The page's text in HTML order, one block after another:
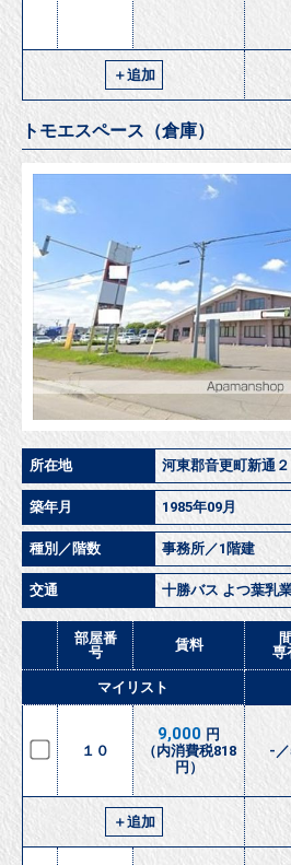
＋追加
トモエスペース（倉庫）
所在地 河東郡音更町新通
築年月 1985年09月
種別／階数 事務所／1階建
交通 十勝バス よつ葉乳
部屋番
号
賃料
専
マイリスト
１０
9,000 円
（内消費税818
円）
-
＋追加